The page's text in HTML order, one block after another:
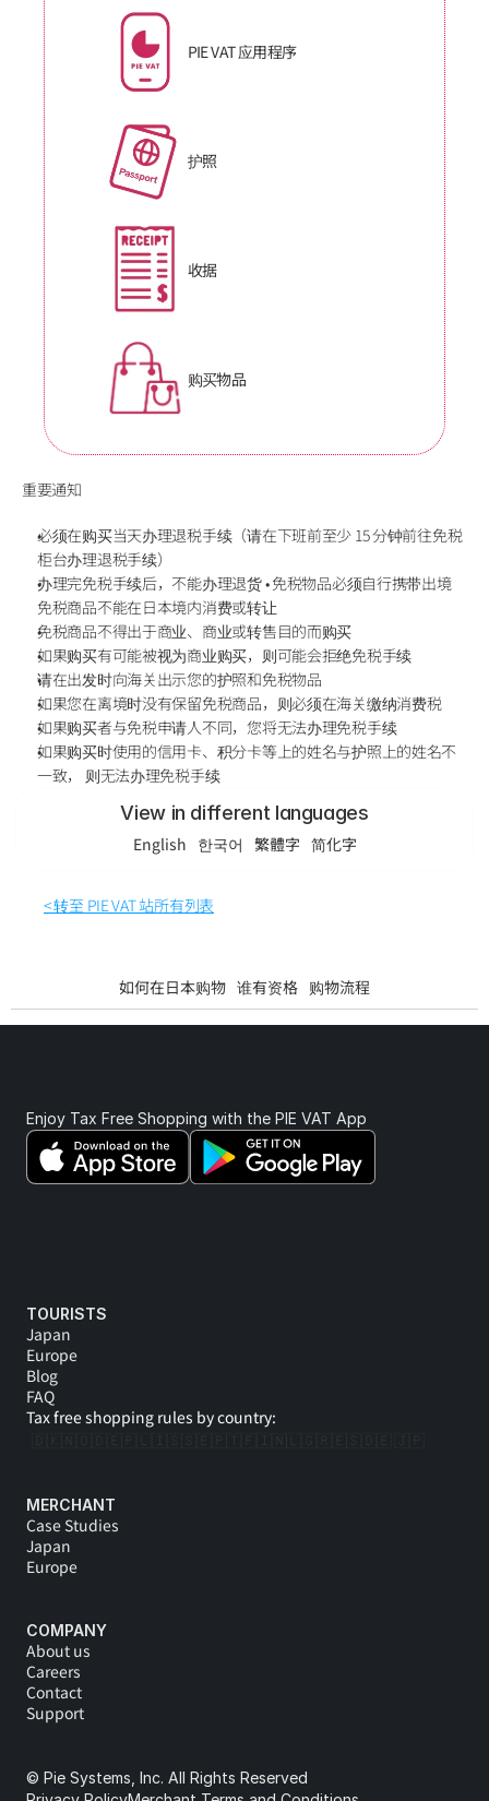
PIE VAT 应用程序
护照
收据
购买物品
重要通知
必须在购买当天办理退税手续（请在下班前至少 15 分钟前往免税
柜台办理退税手续）
办理完免税手续后，不能办理退货 • 免税物品必须自行携带出境
免税商品不能在日本境内消费或转让
免税商品不得出于商业、商业或转售目的而购买
如果购买有可能被视为商业购买，则可能会拒绝免税手续
请在出发时向海关出示您的护照和免税物品
如果您在离境时没有保留免税商品，则必须在海关缴纳消费税
如果购买者与免税申请人不同，您将无法办理免税手续
如果购买时使用的信用卡、积分卡等上的姓名与护照上的姓名不
一致， 则无法办理免税手续
View in different languages
English 한국어 繁體字 简化字
< 转至 PIE VAT 站所有列表
如何在日本购物 谁有资格 购物流程
Enjoy Tax Free Shopping with the PIE VAT App
TOURISTS
Japan
Europe
Blog
FAQ
Tax free shopping rules by country:
MERCHANT
Case Studies
Japan
Europe
COMPANY
About us
Careers
Contact
Support
© Pie Systems, Inc. All Rights Reserved